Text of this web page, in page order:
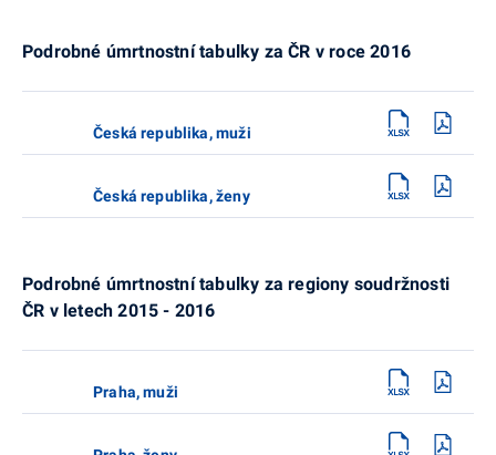
Podrobné úmrtnostní tabulky za ČR v roce 2016
Česká republika, muži
Česká republika, ženy
Podrobné úmrtnostní tabulky za regiony soudržnosti
ČR v letech 2015 - 2016
Praha, muži